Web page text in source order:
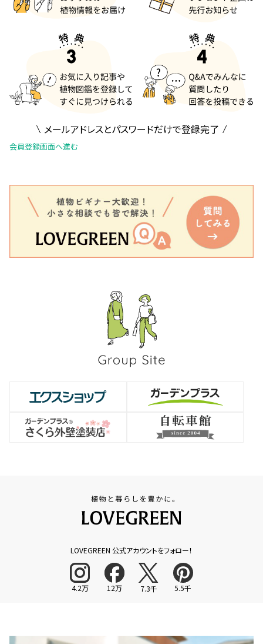
メールアドレスとパスワードだけで登録完了
会員登録画面へ進む
LOVEGREEN 公式アカウントをフォロー！
4.2万 12万 7.3千 5.5千